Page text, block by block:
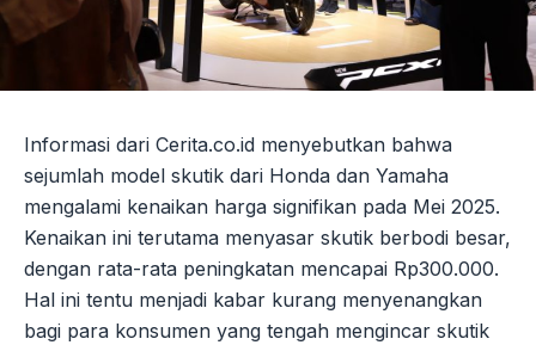
Informasi dari Cerita.co.id menyebutkan bahwa
sejumlah model skutik dari Honda dan Yamaha
mengalami kenaikan harga signifikan pada Mei 2025.
Kenaikan ini terutama menyasar skutik berbodi besar,
dengan rata-rata peningkatan mencapai Rp300.000.
Hal ini tentu menjadi kabar kurang menyenangkan
bagi para konsumen yang tengah mengincar skutik